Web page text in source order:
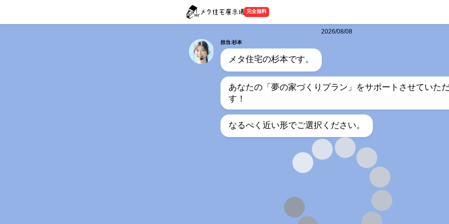
完全無料
2026/08/08
担当:杉本
メタ住宅の杉本です。
あなたの「夢の家づくりプラン」をサポートさせていた
す！
なるべく近い形でご選択ください。